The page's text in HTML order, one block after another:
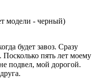
модели - черный)
будет завоз. Сразу
пять лет моему
подвел, мой дорогой.